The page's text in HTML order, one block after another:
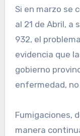
Si en marzo se
al 21 de Abril, a
932, el
evidencia que
gobierno
enfermedad,
Fumigaciones,
manera